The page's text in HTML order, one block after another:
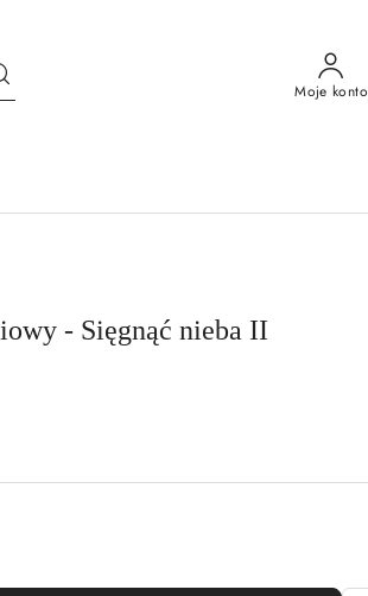
Moje konto
- Sięgnąć nieba II